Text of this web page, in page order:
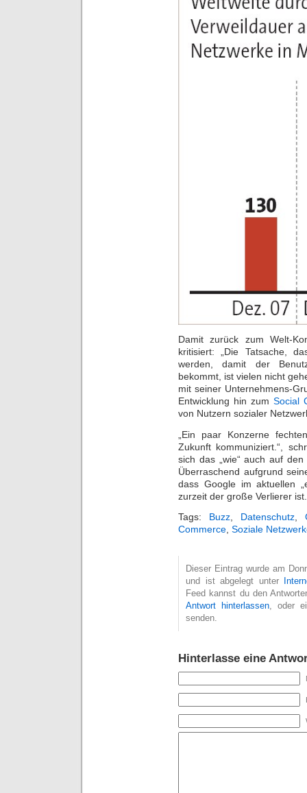
Damit zurück zum Welt-
kritisiert: „Die Tatsache,
werden, damit der
bekommt, ist vielen nicht
mit seiner Unternehmens-
Entwicklung hin zum Social
von Nutzern sozialer
„Ein paar Konzerne
Zukunft kommuniziert.“,
sich das „wie“ auch auf
Überraschend aufgrund
dass Google im aktuellen
zurzeit der große Verlierer ist.
Tags: Buzz, Datenschutz,
Commerce, Soziale
Dieser Eintrag wurde am
und ist abgelegt unter
Feed kannst du den
Antwort hinterlassen, oder
senden.
Hinterlasse eine